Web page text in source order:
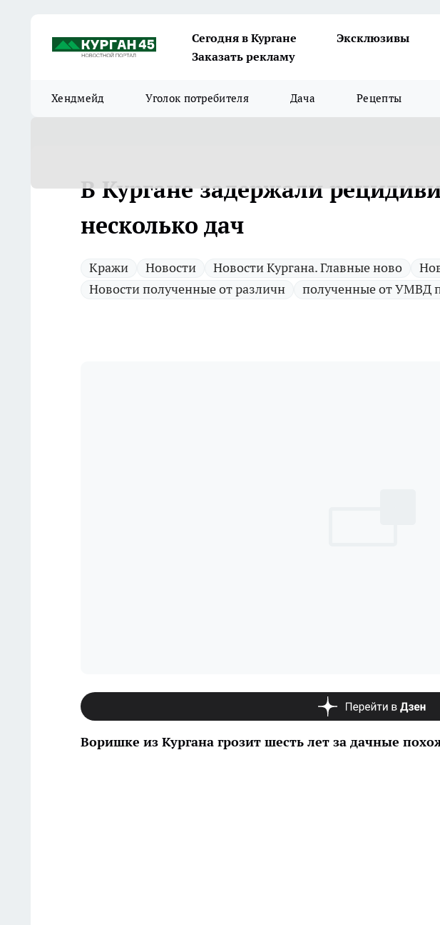
Сегодня в Кургане Эксклюзивы
Заказать рекламу
Хендмейд Уголок потребителя Дача Рецепты
В Кургане задержали
несколько дач
Кражи Новости Новости Кургана. Главные ново
Новости полученные от различн
полученные от УМВД
Воришке из Кургана грозит шесть лет за дачные